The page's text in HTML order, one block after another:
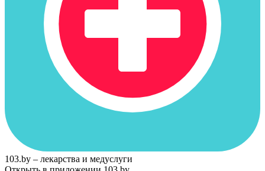
103.by – лекарства и медуслуги